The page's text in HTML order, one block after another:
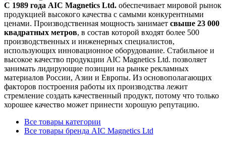
С 1989 года AIC Magnetics Ltd. обеспечивает мировой рынок
продукцией высокого качества с самыми конкурентными
ценами. Производственная мощность занимает свыше 23 000
квадратных метров, в состав которой входят более 500
производственных и инженерных специалистов,
использующих инновационное оборудование. Стабильное и
высокое качество продукции AIC Magnetics Ltd. позволяет
занимать лидирующие позиции на рынке рекламных
материалов России, Азии и Европы. Из основополагающих
факторов построения работы их производства лежит
стремление создать качественный продукт, потому что только
хорошее качество может принести хорошую репутацию.
Все товары категории
Все товары бренда AIC Magnetics Ltd